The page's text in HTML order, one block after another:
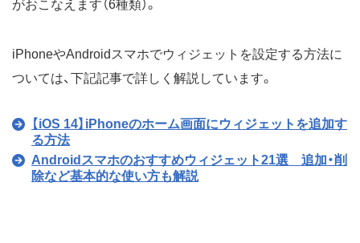
がおこなえます（6種類）。
iPhoneやAndroidスマホでウィジェットを設定する方法に
ついては、下記記事で詳しく解説しています。
【iOS 14】iPhoneのホーム画面にウィジェットを追加す
る方法
Androidスマホのおすすめウィジェット21選 追加・削
除など基本的な使い方も解説